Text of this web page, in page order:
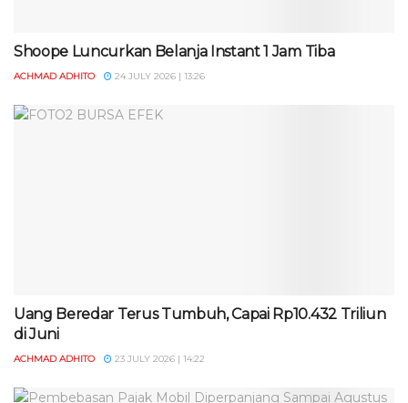
Shoope Luncurkan Belanja Instant 1 Jam Tiba
ACHMAD ADHITO 24 JULY 2026 | 13:26
Uang Beredar Terus Tumbuh, Capai Rp10.432 Triliun
di Juni
ACHMAD ADHITO 23 JULY 2026 | 14:22